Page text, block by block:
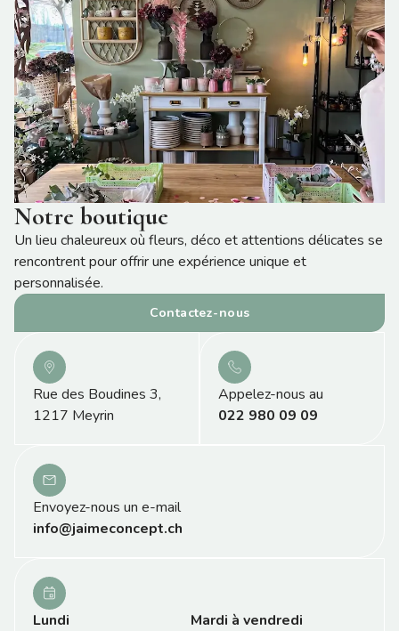
Notre boutique
Un lieu chaleureux où fleurs, déco et attentions délicates se
rencontrent pour offrir une expérience unique et
personnalisée.
Contactez-nous
Rue des Boudines 3,
1217 Meyrin
022 980 09 09
Appelez-nous au
info@jaimeconcept.ch
Envoyez-nous un e-mail
Lundi
Mardi à vendredi